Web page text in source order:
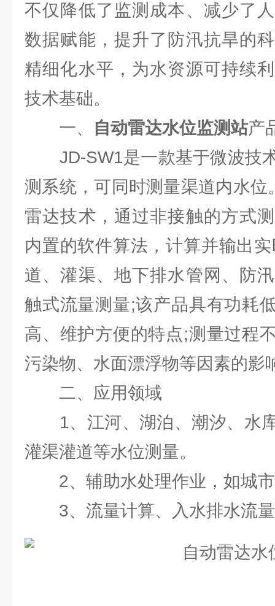
不仅降低了监测成本、减少了
数据赋能，提升了防汛抗旱的
精细化水平，为水资源可持续
技术基础。
一、
自动雷达水位监测站产
JD-SW1是一款基于微波技
测系统，可同时测量渠道内水
雷达技术，通过非接触的方式
内置的软件算法，计算并输出
道、灌渠、地下排水管网、防
触式流量测量;该产品具有功耗
高、维护方便的特点;测量过程
污染物、水面漂浮物等因素的影
二、应用领域
1、江河、湖泊、潮汐、水
灌渠灌道等水位测量。
2、辅助水处理作业，如城市
3、流量计算、入水排水流量